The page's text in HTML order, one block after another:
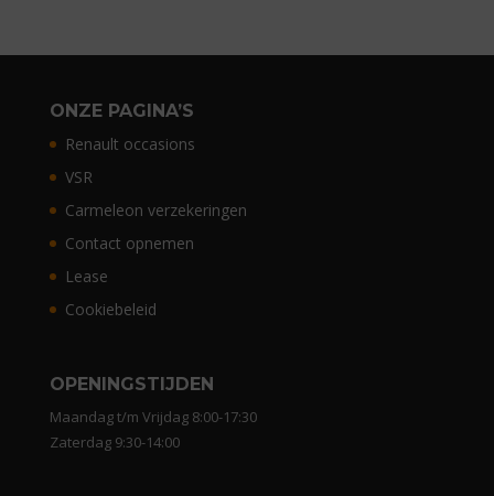
ONZE PAGINA’S
Renault occasions
VSR
Carmeleon verzekeringen
Contact opnemen
Lease
Cookiebeleid
OPENINGSTIJDEN
Maandag t/m Vrijdag 8:00-17:30
Zaterdag 9:30-14:00